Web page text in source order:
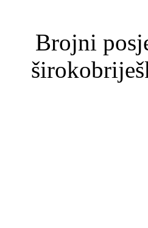
Brojni